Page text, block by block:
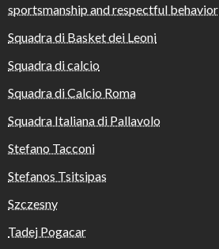
sportsmanship and respectful behavior
Squadra di Basket dei Leoni
Squadra di calcio
Squadra di Calcio Roma
Squadra Italiana di Pallavolo
Stefano Tacconi
Stefanos Tsitsipas
Szczesny
Tadej Pogacar